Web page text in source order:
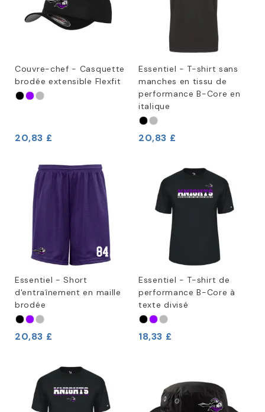
Couvre-chef - Casquette
brodée extensible Flexfit
20,83 £
Essentiel - T-shirt sans
manches en tissu de
performance B-Core en
italique
20,83 £
Essentiel - Short
d'entraînement en maille
brodée
20,83 £
Essentiel - T-shirt de
performance B-Core à
texte divisé
18,33 £